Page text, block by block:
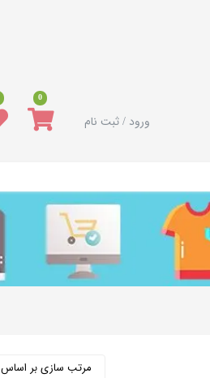
ورود / ثبت نام
0
مرتب سازی بر اساس